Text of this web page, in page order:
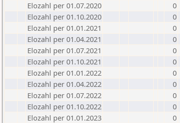
Elozahl per 01.07.2020
0
Elozahl per 01.10.2020
0
Elozahl per 01.01.2021
0
Elozahl per 01.04.2021
0
Elozahl per 01.07.2021
0
Elozahl per 01.10.2021
0
Elozahl per 01.01.2022
0
Elozahl per 01.04.2022
0
Elozahl per 01.07.2022
0
Elozahl per 01.10.2022
0
Elozahl per 01.01.2023
0